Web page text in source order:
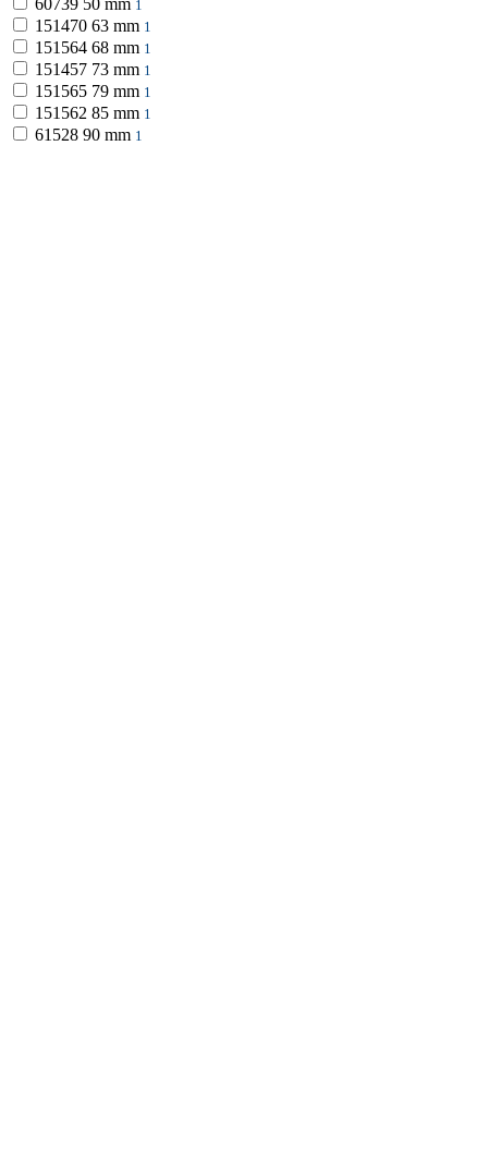
60739 50 mm 1
151470 63 mm 1
151564 68 mm 1
151457 73 mm 1
151565 79 mm 1
151562 85 mm 1
61528 90 mm 1